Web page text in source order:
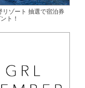
リゾート 抽選で宿泊券
ト！